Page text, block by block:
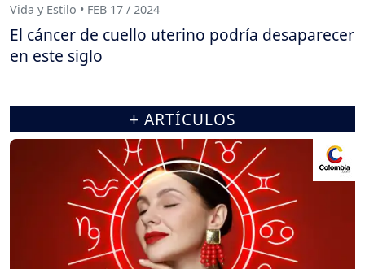
Vida y Estilo • FEB 17 / 2024
El cáncer de cuello uterino podría desaparecer
en este siglo
+ ARTÍCULOS